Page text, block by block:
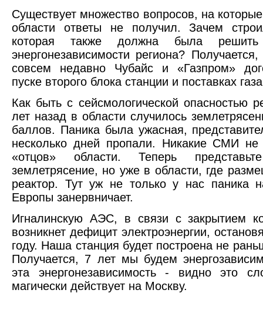
Существует множество вопросов, на
области ответы не получил. Зачем
которая также должна была
энергонезависимости региона?
совсем недавно Чубайс и «Газпром»
пуске второго блока станции и поставках
Как быть с сейсмологической опасностью
лет назад в области случилось
баллов. Паника была ужасная,
несколько дней пропали. Никакие СМИ не
«отцов» области. Теперь
землетрясение, но уже в области, где
реактор. Тут уж не только у нас паника
Европы занервничает.
Игналинскую АЭС, в связи с закрытием
возникнет дефицит электроэнергии,
году. Наша станция будет построена не
Получается, 7 лет мы будем
эта энергонезависимость - видно это
магически действует на Москву.